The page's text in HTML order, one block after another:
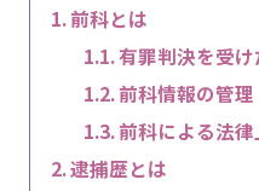
前科とは
有罪判決を受
前科情報の管理
前科による法
逮捕歴とは